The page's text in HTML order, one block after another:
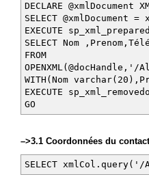
DECLARE @xmlDocument
SELECT @xmlDocument =
EXECUTE
SELECT Nom
FROM
WITH(Nom
EXECUTE
GO
–>3.1 Coordonnées du
SELECT xmlCol.query('/